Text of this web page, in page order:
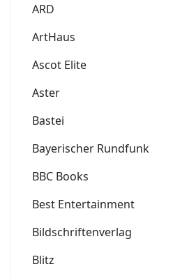
ARD
ArtHaus
Ascot Elite
Aster
Bastei
Bayerischer Rundfunk
BBC Books
Best Entertainment
Bildschriftenverlag
Blitz